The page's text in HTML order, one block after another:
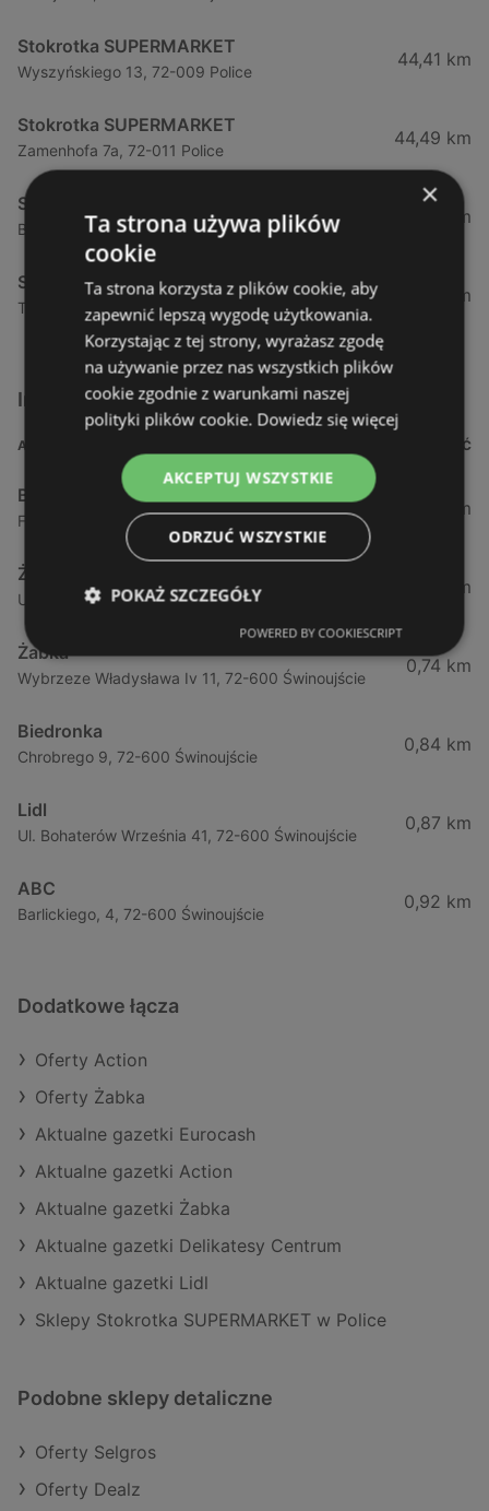
Stokrotka SUPERMARKET
Wyszyńskiego 13, 72-009 Police
44,41 km
Stokrotka SUPERMARKET
Zamenhofa 7a, 72-011 Police
44,49 km
Stokrotka SUPERMARKET
Bezrzecze Górna 7a, 71-218 Szczecin
50,76 km
Stokrotka SUPERMARKET
Tatrzańska 3, 71-455 Szczecin
52,5 km
Inne sklepy Supermarkety w pobliżu
ADRES ODLEGŁOŚĆ
Biedronka
Fińska 4, 72-602 Świnoujście
0,23 km
Żabka
Ul. Barlickiego 4d / 2, 72-602 Świnoujście
0,64 km
Żabka
Wybrzeze Władysława Iv 11, 72-600 Świnoujście
0,74 km
Biedronka
Chrobrego 9, 72-600 Świnoujście
0,84 km
Lidl
Ul. Bohaterów Września 41, 72-600 Świnoujście
0,87 km
ABC
Barlickiego, 4, 72-600 Świnoujście
0,92 km
Dodatkowe łącza
Oferty Action
Oferty Żabka
Aktualne gazetki Eurocash
Aktualne gazetki Action
Aktualne gazetki Żabka
Aktualne gazetki Delikatesy Centrum
Aktualne gazetki Lidl
Sklepy Stokrotka SUPERMARKET w Police
Podobne sklepy detaliczne
Oferty Selgros
Oferty Dealz
×
Ta strona używa plików
cookie
Ta strona korzysta z plików cookie, aby
zapewnić lepszą wygodę użytkowania.
Korzystając z tej strony, wyrażasz zgodę
na używanie przez nas wszystkich plików
cookie zgodnie z warunkami naszej
polityki plików cookie. Dowiedz się więcej
AKCEPTUJ WSZYSTKIE
ODRZUĆ WSZYSTKIE
POKAŻ SZCZEGÓŁY
POWERED BY COOKIESCRIPT